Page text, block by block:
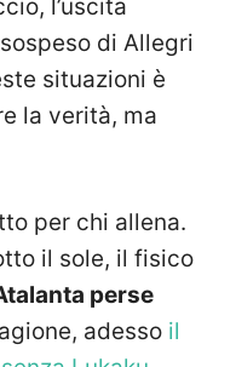
l’uscita
di Allegri
situazioni è
la verità, ma
per chi allena.
il sole, il fisico
perse
adesso il